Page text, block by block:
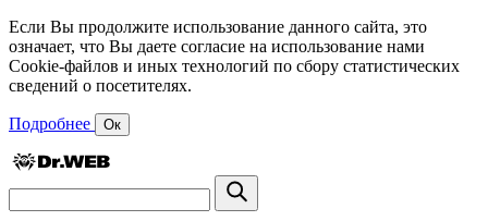
Если Вы продолжите использование данного сайта, это
означает, что Вы даете согласие на использование нами
Cookie-файлов и иных технологий по сбору статистических
сведений о посетителях.
Подробнее Ок